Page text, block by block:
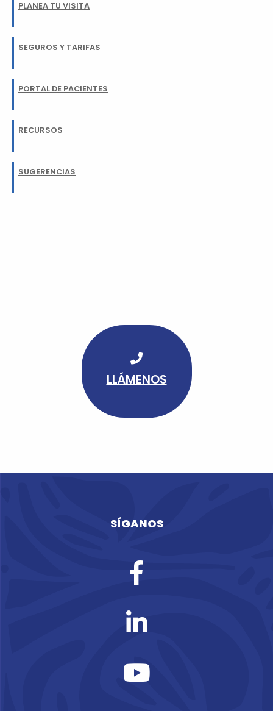
PLANEA TU VISITA
SEGUROS Y TARIFAS
PORTAL DE PACIENTES
RECURSOS
SUGERENCIAS
LLÁMENOS
SÍGANOS